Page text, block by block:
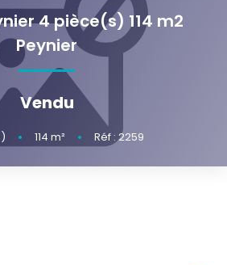
VENDRE
ESTIMER
LOCATIVE
4 pièce(s) 114 m2
Peynier
Vendu
• 114 m² • Réf : 2259